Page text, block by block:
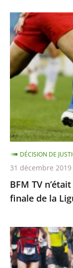
BFM
TV
n’était
pas
autorisée
retransmettre
la
finale
de
la
Ligue
des
champions
BFM TV
finale de la
DÉCISION DE
31 décembre 2019
Suspension
provisoire
de